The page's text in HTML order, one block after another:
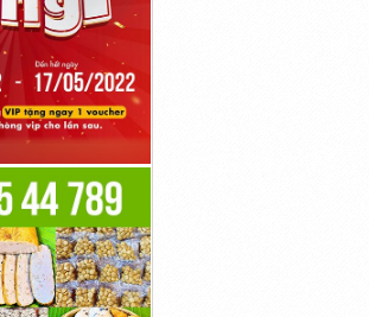
Tổng Quan Về Thị
Trường...